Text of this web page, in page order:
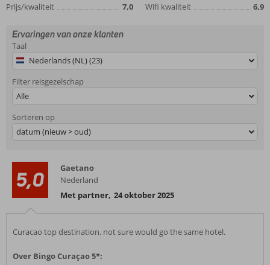
Prijs/kwaliteit
7,0
Wifi kwaliteit
6,9
Ervaringen van onze klanten
Taal
Nederlands (NL) (23)
Filter reisgezelschap
Alle
Sorteren op
datum (nieuw > oud)
5,0
Gaetano
Nederland
Met partner, 24 oktober 2025
Curacao top destination. not sure would go the same hotel.
Over Bingo Curaçao 5*: